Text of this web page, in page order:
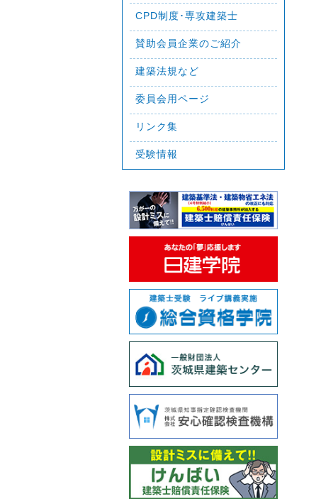
CPD制度･専攻建築士
賛助会員企業のご紹介
建築法規など
委員会用ページ
リンク集
受験情報